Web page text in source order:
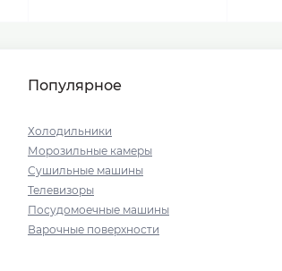
Популярное
Холодильники
Морозильные камеры
Сушильные машины
Телевизоры
Посудомоечные машины
Варочные поверхности